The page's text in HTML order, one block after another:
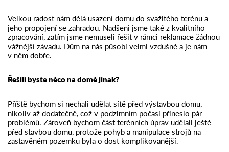
Velkou radost nám dělá usazení domu do svažitého terénu a
jeho propojení se zahradou. Nadšeni jsme také z kvalitního
zpracování, zatím jsme nemuseli řešit v rámci reklamace žádnou
vážnější závadu. Dům na nás působí velmi vzdušně a je nám
v něm dobře.
Řešili byste něco na domě jinak?
Příště bychom si nechali udělat sítě před výstavbou domu,
nikoliv až dodatečně, což v podzimním počasí přineslo pár
problémů. Zároveň bychom část terénních úprav udělali ještě
před stavbou domu, protože pohyb a manipulace strojů na
zastavěném pozemku byla o dost komplikovanější.